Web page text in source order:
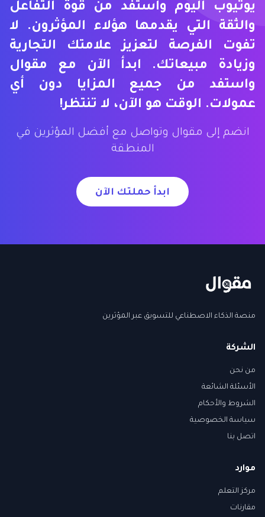
يوتيوب اليوم واستفد من قوة التفاعل
والثقة التي يقدمها هؤلاء المؤثرون. لا
تفوت الفرصة لتعزيز علامتك التجارية
وزيادة مبيعاتك. ابدأ الآن مع مقوال
واستفد من جميع المزايا دون أي
عمولات. الوقت هو الآن، لا تنتظر!
انضم إلى مقوال وتواصل مع أفضل المؤثرين في
المنطقة
ابدأ حملتك الآن
منصة الذكاء الاصطناعي للتسويق عبر المؤثرين
الشركة
من نحن
الأسئلة الشائعة
الشروط والأحكام
سياسة الخصوصية
اتصل بنا
موارد
مركز التعلم
مقارنات